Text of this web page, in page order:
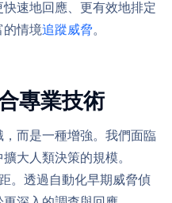
速地回應、更有效地排定
的情境追蹤威脅。
專業技術
而是一種增強。我們面臨
大人類決策的規模。
。透過自動化早期威脅偵